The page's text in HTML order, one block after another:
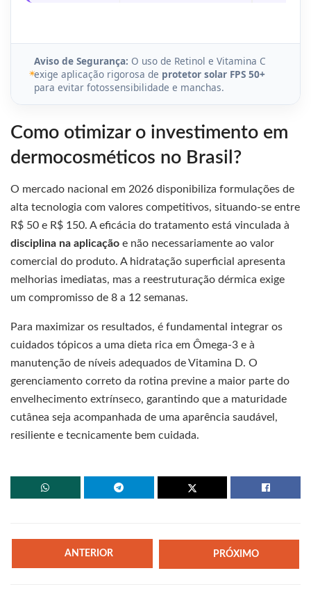
Aviso de Segurança: O uso de Retinol e Vitamina C
exige aplicação rigorosa de protetor solar FPS 50+
para evitar fotossensibilidade e manchas.
Como otimizar o investimento em
dermocosméticos no Brasil?
O mercado nacional em 2026 disponibiliza formulações de
alta tecnologia com valores competitivos, situando-se entre
R$ 50 e R$ 150. A eficácia do tratamento está vinculada à
disciplina na aplicação e não necessariamente ao valor
comercial do produto. A hidratação superficial apresenta
melhorias imediatas, mas a reestruturação dérmica exige
um compromisso de 8 a 12 semanas.
Para maximizar os resultados, é fundamental integrar os
cuidados tópicos a uma dieta rica em Ômega-3 e à
manutenção de níveis adequados de Vitamina D. O
gerenciamento correto da rotina previne a maior parte do
envelhecimento extrínseco, garantindo que a maturidade
cutânea seja acompanhada de uma aparência saudável,
resiliente e tecnicamente bem cuidada.
ANTERIOR PRÓXIMO